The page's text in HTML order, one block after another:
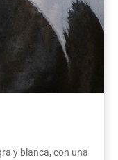
y blanca, con una